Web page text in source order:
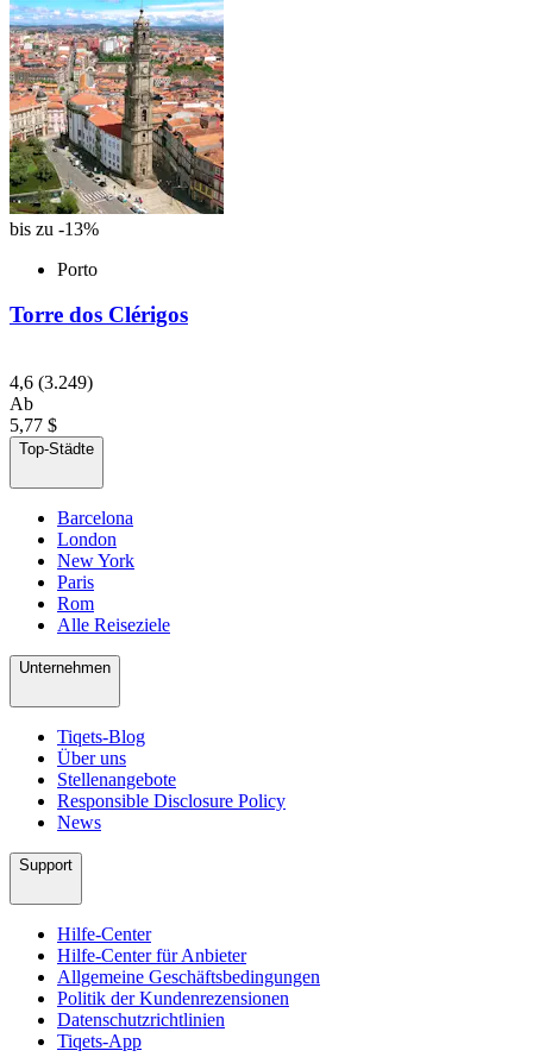
bis zu -13%
Porto
Torre dos Clérigos
4,6 (3.249)
Ab
5,77 $
Top-Städte
Barcelona
London
New York
Paris
Rom
Alle Reiseziele
Unternehmen
Tiqets-Blog
Über uns
Stellenangebote
Responsible Disclosure Policy
News
Support
Hilfe-Center
Hilfe-Center für Anbieter
Allgemeine Geschäftsbedingungen
Politik der Kundenrezensionen
Datenschutzrichtlinien
Tiqets-App